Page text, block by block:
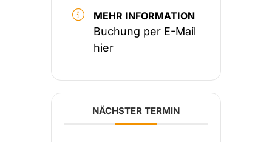
MEHR INFORMATION
Buchung per E-Mail
hier
NÄCHSTER TERMIN